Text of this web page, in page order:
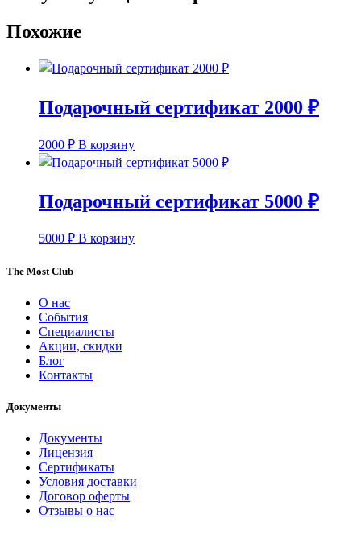
Похожие
Подарочный сертификат 2000 ₽
2000 ₽ В корзину
Подарочный сертификат 5000 ₽
5000 ₽ В корзину
The Most Club
О нас
События
Специалисты
Акции, скидки
Блог
Контакты
Документы
Документы
Лицензия
Сертификаты
Условия доставки
Договор оферты
Отзывы о нас